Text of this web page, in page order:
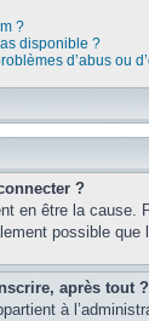
?
disponible ?
d’abus ou
?
en être la
possible
après tout ?
à